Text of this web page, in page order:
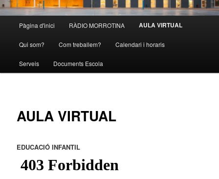
Aneu
al
contingut
Pàgina d'inici RÀDIO MORROTINA AULA VIRTUAL
Qui som? Com treballem? Calendari i horaris
Serveis Documents Escola
AULA VIRTUAL
EDUCACIÓ INFANTIL